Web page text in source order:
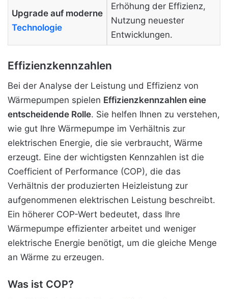
Upgrade auf moderne
Technologie
Erhöhung der Effizienz,
Nutzung neuester
Entwicklungen.
Effizienzkennzahlen
Bei der Analyse der Leistung und Effizienz von
Wärmepumpen spielen Effizienzkennzahlen eine
entscheidende Rolle. Sie helfen Ihnen zu verstehen,
wie gut Ihre Wärmepumpe im Verhältnis zur
elektrischen Energie, die sie verbraucht, Wärme
erzeugt. Eine der wichtigsten Kennzahlen ist die
Coefficient of Performance (COP), die das
Verhältnis der produzierten Heizleistung zur
aufgenommenen elektrischen Leistung beschreibt.
Ein höherer COP-Wert bedeutet, dass Ihre
Wärmepumpe effizienter arbeitet und weniger
elektrische Energie benötigt, um die gleiche Menge
an Wärme zu erzeugen.
Was ist COP?